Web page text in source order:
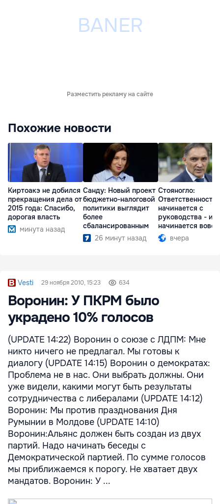
Разместить рекламу на сайте
Похожие новости
Киртоакэ не добился
прекращения дела от
2015 года: Спасибо,
дорогая власть
минута назад
Санду: Новый проект
бюджетно-налоговой
политики выглядит
более
сбалансированным
26 минут назад
Стояногло:
Ответственность
начинается с
руководства -
начинается вовсе
вчера
Vesti 29 ноября 2010, 15:23 634
Воронин: У ПКРМ было
украдено 10% голосов
(UPDATE 14:22) Воронин о союзе с ЛДПМ: Мне
никто ничего не предлагал. Мы готовы к
диалогу (UPDATE 14:15) Воронин о демократах:
Проблема не в нас. Они выбрать должны. Они
уже видели, какими могут быть результаты
сотрудничества с либералами (UPDATE 14:12)
Воронин: Мы против празднования Дня
Румынии в Молдове (UPDATE 14:10)
Воронин:Альянс должен быть создан из двух
партий. Надо начинать беседы с
Демократической партией. По сумме голосов
мы приближаемся к порогу. Не хватает двух
мандатов. Воронин: У ...